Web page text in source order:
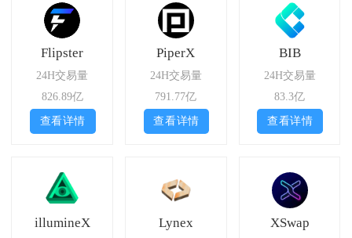
Flipster
24H交易量
826.89亿
查看详情
PiperX
24H交易量
791.77亿
查看详情
BIB
24H交易量
83.3亿
查看详情
illumineX Lynex XSwap